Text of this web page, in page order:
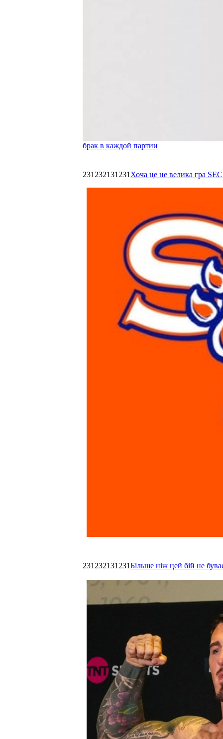
брак в каждой партии
231232131231 Хоча це не велика гра
231232131231Більше ніж цей бій не